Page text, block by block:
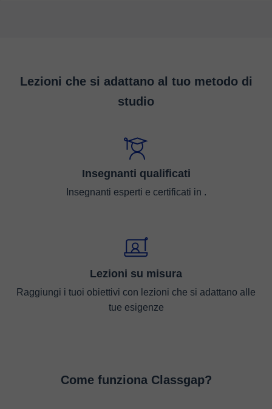
Lezioni che si adattano al tuo metodo di
studio
Insegnanti qualificati
Insegnanti esperti e certificati in .
Lezioni su misura
Raggiungi i tuoi obiettivi con lezioni che si adattano alle
tue esigenze
Come funziona Classgap?